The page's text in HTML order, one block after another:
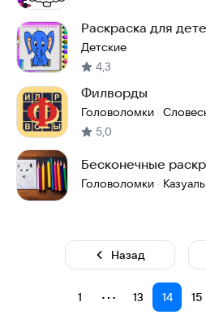
Раскраска для
Детские
4,3
Филворды
Головоломки ·
5,0
Бесконечные
Головоломки ·
Назад
1 ⋯ 13 14 15